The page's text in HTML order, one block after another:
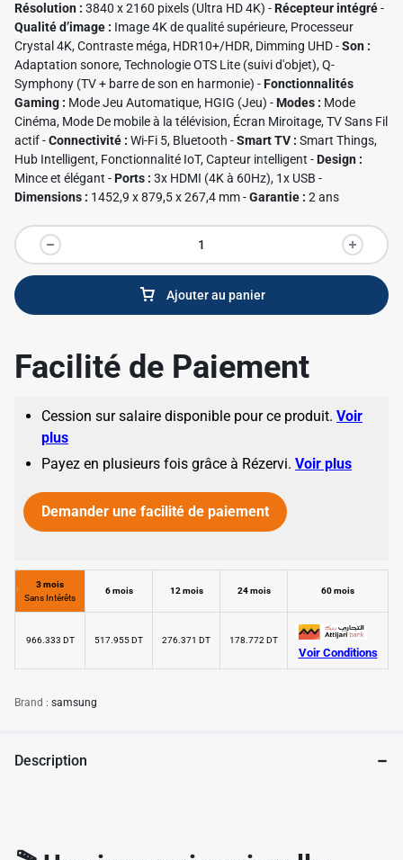
Résolution : 3840 x 2160 pixels (Ultra HD 4K) -Récepteur intégré-
Qualité d’image : Image 4K de qualité supérieure, Processeur
Crystal 4K, Contraste méga, HDR10+/HDR, Dimming UHD -Son :
Adaptation sonore, Technologie OTS Lite (suivi d'objet), Q-
Symphony (TV + barre de son en harmonie) -Fonctionnalités
Gaming : Mode Jeu Automatique, HGIG (Jeu) -Modes : Mode
Cinéma, Mode De mobile à la télévision, Écran Miroitage, TV Sans Fil
actif -Connectivité : Wi-Fi 5, Bluetooth -Smart TV : Smart Things,
Hub Intelligent, Fonctionnalité IoT, Capteur intelligent -Design :
Mince et élégant -Ports : 3x HDMI (4K à 60Hz), 1x USB -
Dimensions : 1452,9 x 879,5 x 267,4 mm -Garantie : 2 ans
Ajouter au panier
Facilité de Paiement
Cession sur salaire disponible pour ce produit. Voir
plus
Payez en plusieurs fois grâce à Rézervi. Voir plus
Demander une facilité de paiement
3 mois
Sans Intérêts
6 mois 12 mois 24 mois 60 mois
966.333 DT 517.955 DT 276.371 DT 178.772 DT
Voir Conditions
Brand : samsung
Description